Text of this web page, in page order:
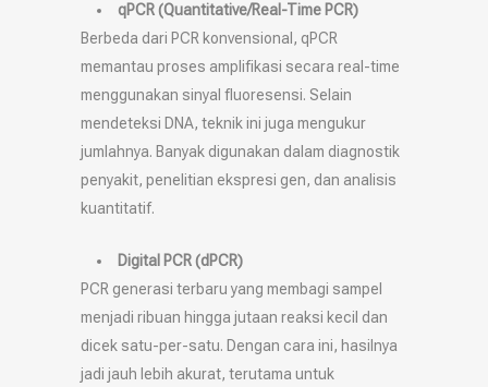
qPCR (Quantitative/Real-Time PCR)
Berbeda dari PCR konvensional, qPCR
memantau proses amplifikasi secara real-time
menggunakan sinyal fluoresensi. Selain
mendeteksi DNA, teknik ini juga mengukur
jumlahnya. Banyak digunakan dalam diagnostik
penyakit, penelitian ekspresi gen, dan analisis
kuantitatif.
Digital PCR (dPCR)
PCR generasi terbaru yang membagi sampel
menjadi ribuan hingga jutaan reaksi kecil dan
dicek satu-per-satu. Dengan cara ini, hasilnya
jadi jauh lebih akurat, terutama untuk